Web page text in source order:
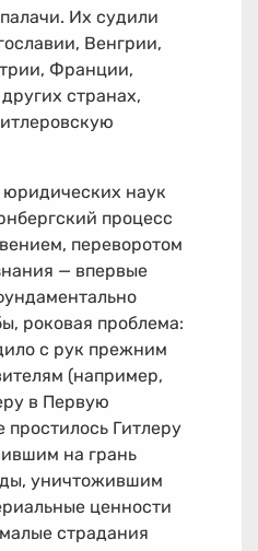
Их судили
Венгрии,
Франции,
странах,
наук
процесс
переворотом
— впервые
роковая проблема:
с рук прежним
(например,
в Первую
Гитлеру
на грань
уничтожившим
ценности
страдания